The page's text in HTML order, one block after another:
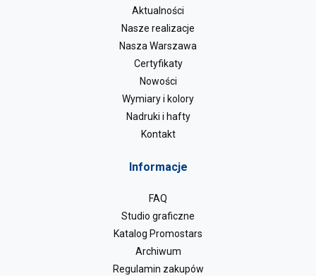
Aktualności
Nasze realizacje
Nasza Warszawa
Certyfikaty
Nowości
Wymiary i kolory
Nadruki i hafty
Kontakt
Informacje
FAQ
Studio graficzne
Katalog Promostars
Archiwum
Regulamin zakupów